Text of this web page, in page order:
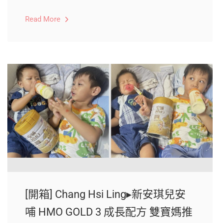
Read More
[開箱] Chang Hsi Ling▸新安琪兒安
哺 HMO GOLD 3 成長配方 雙寶媽推